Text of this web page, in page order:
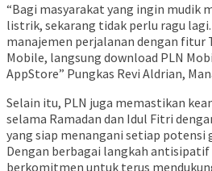
“Bagi masyarakat yang ingin mudik
listrik, sekarang tidak perlu ragu
manajemen perjalanan dengan fitur
Mobile, langsung download PLN
AppStore” Pungkas Revi Aldrian,
Selain itu, PLN juga memastikan
selama Ramadan dan Idul Fitri
yang siap menangani setiap potensi
Dengan berbagai langkah
berkomitmen untuk terus